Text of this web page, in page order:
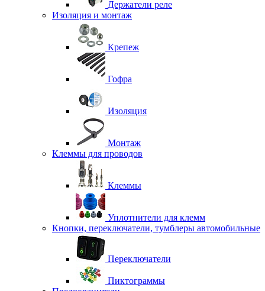
Держатели реле
Изоляция и монтаж
Крепеж
Гофра
Изоляция
Монтаж
Клеммы для проводов
Клеммы
Уплотнители для клемм
Кнопки, переключатели, тумблеры автомобильные
Переключатели
Пиктограммы